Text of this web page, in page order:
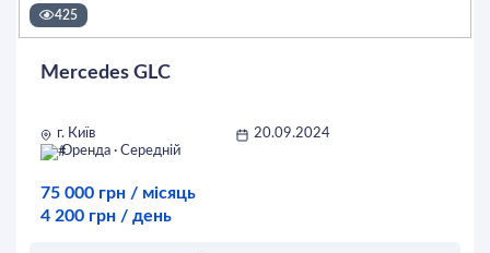
425
Mercedes GLC
г. Київ
20.09.2024
Оренда · Середній
75 000 грн / місяць
4 200 грн / день